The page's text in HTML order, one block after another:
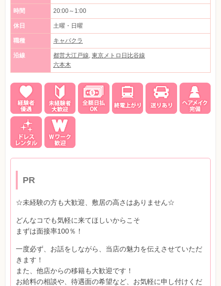
時間 20:00～1:00
休日 土曜・日曜
職種 キャバクラ
沿線 都営大江戸線 東京メトロ日比谷線
六本木
PR
☆未経験の方も大歓迎、敷居の高さはありません☆
どんなコでも気軽に来てほしいからこそ
まずは面接率100％！
一度必ず、お話をしながら、当店の魅力を伝えさせていただ
きます！
また、他店からの移籍も大歓迎です！
お給料の相談や、待遇面の希望など、お気軽に申し付けくだ